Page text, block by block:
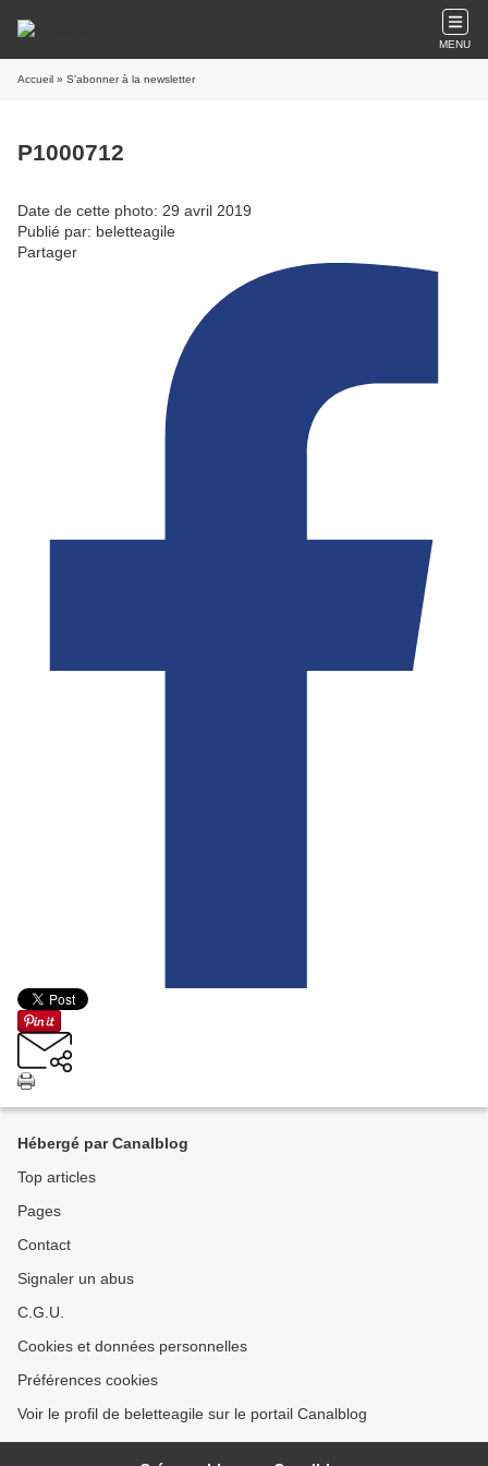
MENU
Accueil » S'abonner à la newsletter
P1000712
Date de cette photo: 29 avril 2019
Publié par: beletteagile
Partager
Hébergé par Canalblog
Top articles
Pages
Contact
Signaler un abus
C.G.U.
Cookies et données personnelles
Préférences cookies
Voir le profil de beletteagile sur le portail Canalblog